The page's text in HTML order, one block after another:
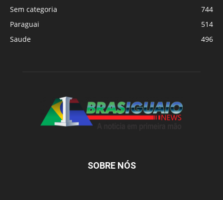
Sem categoria
744
Paraguai
514
Saude
496
SOBRE NÓS